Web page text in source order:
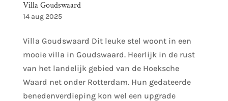
Villa Goudswaard
14 aug 2025
Villa Goudswaard Dit leuke stel woont in een
mooie villa in Goudswaard. Heerlijk in de rust
van het landelijk gebied van de Hoeksche
Waard net onder Rotterdam. Hun gedateerde
benedenverdieping kon wel een upgrade